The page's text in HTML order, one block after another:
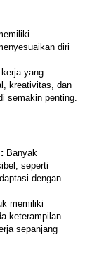
diri
yang
kreativitas, dan
semakin penting.
Banyak
seperti
dengan
memiliki
keterampilan
sepanjang